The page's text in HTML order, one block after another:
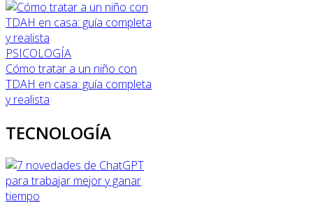
PSICOLOGÍA
Cómo tratar a un niño con
TDAH en casa: guía completa
y realista
TECNOLOGÍA